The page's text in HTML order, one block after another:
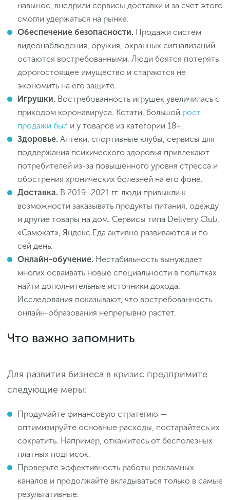
навынос, внедрили сервисы доставки и за счет этого
смогли удержаться на рынке.
Обеспечение безопасности. Продажи систем
видеонаблюдения, оружия, охранных сигнализаций
остаются востребованными. Люди боятся потерять
дорогостоящее имущество и стараются не
экономить на его защите.
Игрушки. Востребованность игрушек увеличилась с
приходом коронавируса. Кстати, большой рост
продажи был и у товаров из категории 18+.
Здоровье. Аптеки, спортивные клубы, сервисы для
поддержания психического здоровья привлекают
потребителей из-за повышенного уровня стресса и
обострения хронических болезней на его фоне.
Доставка. В 2019–2021 гг. люди привыкли к
возможности заказывать продукты питания, одежду
и другие товары на дом. Сервисы типа Delivery Club,
«Самокат», Яндекс.Еда активно развиваются и по
сей день.
Онлайн-обучение. Нестабильность вынуждает
многих осваивать новые специальности в попытках
найти дополнительные источники дохода.
Исследования показывают, что востребованность
онлайн-образования непрерывно растет.
Что важно запомнить
Для развития бизнеса в кризис предпримите
следующие меры:
Продумайте финансовую стратегию —
оптимизируйте основные расходы, постарайтесь их
сократить. Например, откажитесь от бесполезных
платных подписок.
Проверьте эффективность работы рекламных
каналов и продолжайте вкладываться только в самые
результативные.